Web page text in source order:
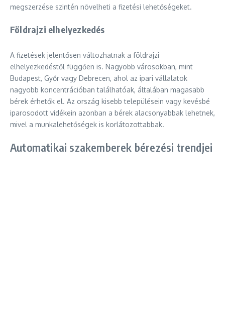
megszerzése szintén növelheti a fizetési lehetőségeket.
Földrajzi elhelyezkedés
A fizetések jelentősen változhatnak a földrajzi
elhelyezkedéstől függően is. Nagyobb városokban, mint
Budapest, Győr vagy Debrecen, ahol az ipari vállalatok
nagyobb koncentrációban találhatóak, általában magasabb
bérek érhetők el. Az ország kisebb településein vagy kevésbé
iparosodott vidékein azonban a bérek alacsonyabbak lehetnek,
mivel a munkalehetőségek is korlátozottabbak.
Automatikai szakemberek bérezési trendjei